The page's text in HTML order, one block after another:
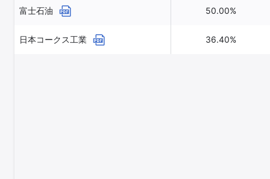
富士石油 50.00%
日本コークス工業 36.40%